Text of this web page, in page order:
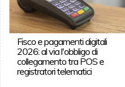
Fisco e pagamenti digitali
2026: al via l'obbligo di
collegamento tra POS e
registratori telematici